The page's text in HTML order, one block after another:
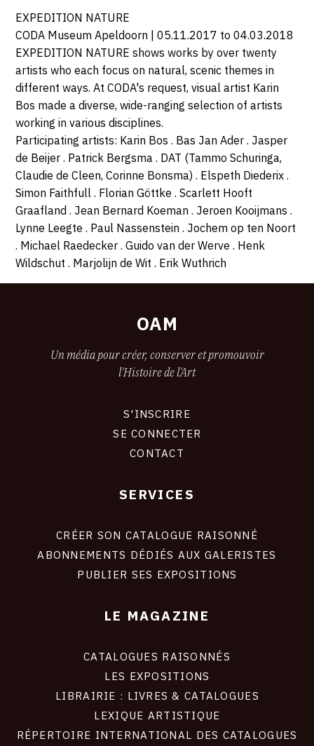
DIMANCHE
4
MARS
2018
7311CL
Apeldoorn
Description,
horaires...
EXPEDITION NATURE
CODA Museum Apeldoorn | 05.11.2017 to 04.03.2018
EXPEDITION NATURE shows works by over twenty
artists who each focus on natural, scenic themes in
different ways. At CODA's request, visual artist Karin
Bos made a diverse, wide-ranging selection of artists
working in various disciplines.
Participating artists: Karin Bos . Bas Jan Ader . Jasper
de Beijer . Patrick Bergsma . DAT (Tammo Schuringa,
Claudie de Cleen, Corinne Bonsma) . Elspeth Diederix .
Simon Faithfull . Florian Göttke . Scarlett Hooft
Graafland . Jean Bernard Koeman . Jeroen Kooijmans .
Lynne Leegte . Paul Nassenstein . Jochem op ten Noort
. Michael Raedecker . Guido van der Werve . Henk
Wildschut . Marjolijn de Wit . Erik Wuthrich
OAM
Un média pour créer, conserver et promouvoir
l'Histoire de l'Art
S'INSCRIRE
SE CONNECTER
CONTACT
SERVICES
CRÉER SON CATALOGUE RAISONNÉ
ABONNEMENTS DÉDIÉS AUX GALERISTES
PUBLIER SES EXPOSITIONS
LE MAGAZINE
CATALOGUES RAISONNÉS
LES EXPOSITIONS
LIBRAIRIE : LIVRES & CATALOGUES
LEXIQUE ARTISTIQUE
RÉPERTOIRE INTERNATIONAL DES CATALOGUES